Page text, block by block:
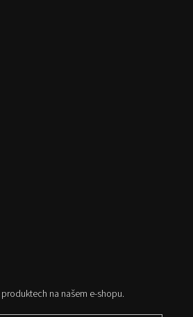
na našem e-shopu.